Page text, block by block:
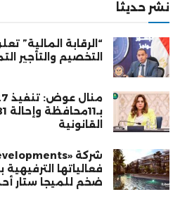
نشر حديثا
“الرقابة المالية”
التخصيم والتأجير
القانونية
ضخم للميجا ستار